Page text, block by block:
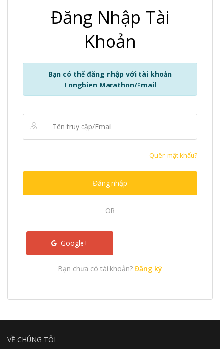
Đăng Nhập Tài
Khoản
Bạn có thể đăng nhập với tài khoản
Longbien Marathon/Email
Quên mật khẩu?
Đăng nhập
OR
Google+
Bạn chưa có tài khoản? Đăng ký
VỀ CHÚNG TÔI